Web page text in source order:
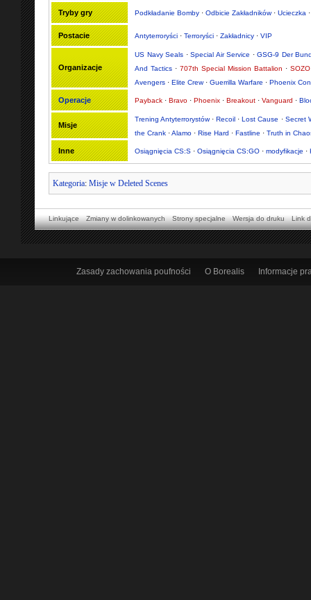
Tryby gry Podkładanie Bomby · Odbicie Zakładników· Ucieczka
Postacie Antyterroryści · Terroryści · Zakładnicy · VIP
Organizacje
US Navy Seals · Special Air Service · GSG-9 Der
And Tactics· 707th Special Mission Battalion ·
Avengers · Elite Crew· Guerrilla Warfare · Phoenix
Operacje Payback · Bravo · Phoenix · Breakout · Vanguard ·
Misje
Trening Antyterrorystów·Recoil ·Lost Cause · Secret
the Crank ·Alamo · Rise Hard · Fastline · Truth in
Inne Osiągnięcia CS:S · Osiągnięcia CS:GO · modyfikacje ·
Kategoria: Misje w Deleted Scenes
Linkujące Zmiany w dolinkowanych Strony specjalne Wersja do druku Link
Zasady zachowania poufności O Borealis Informacje